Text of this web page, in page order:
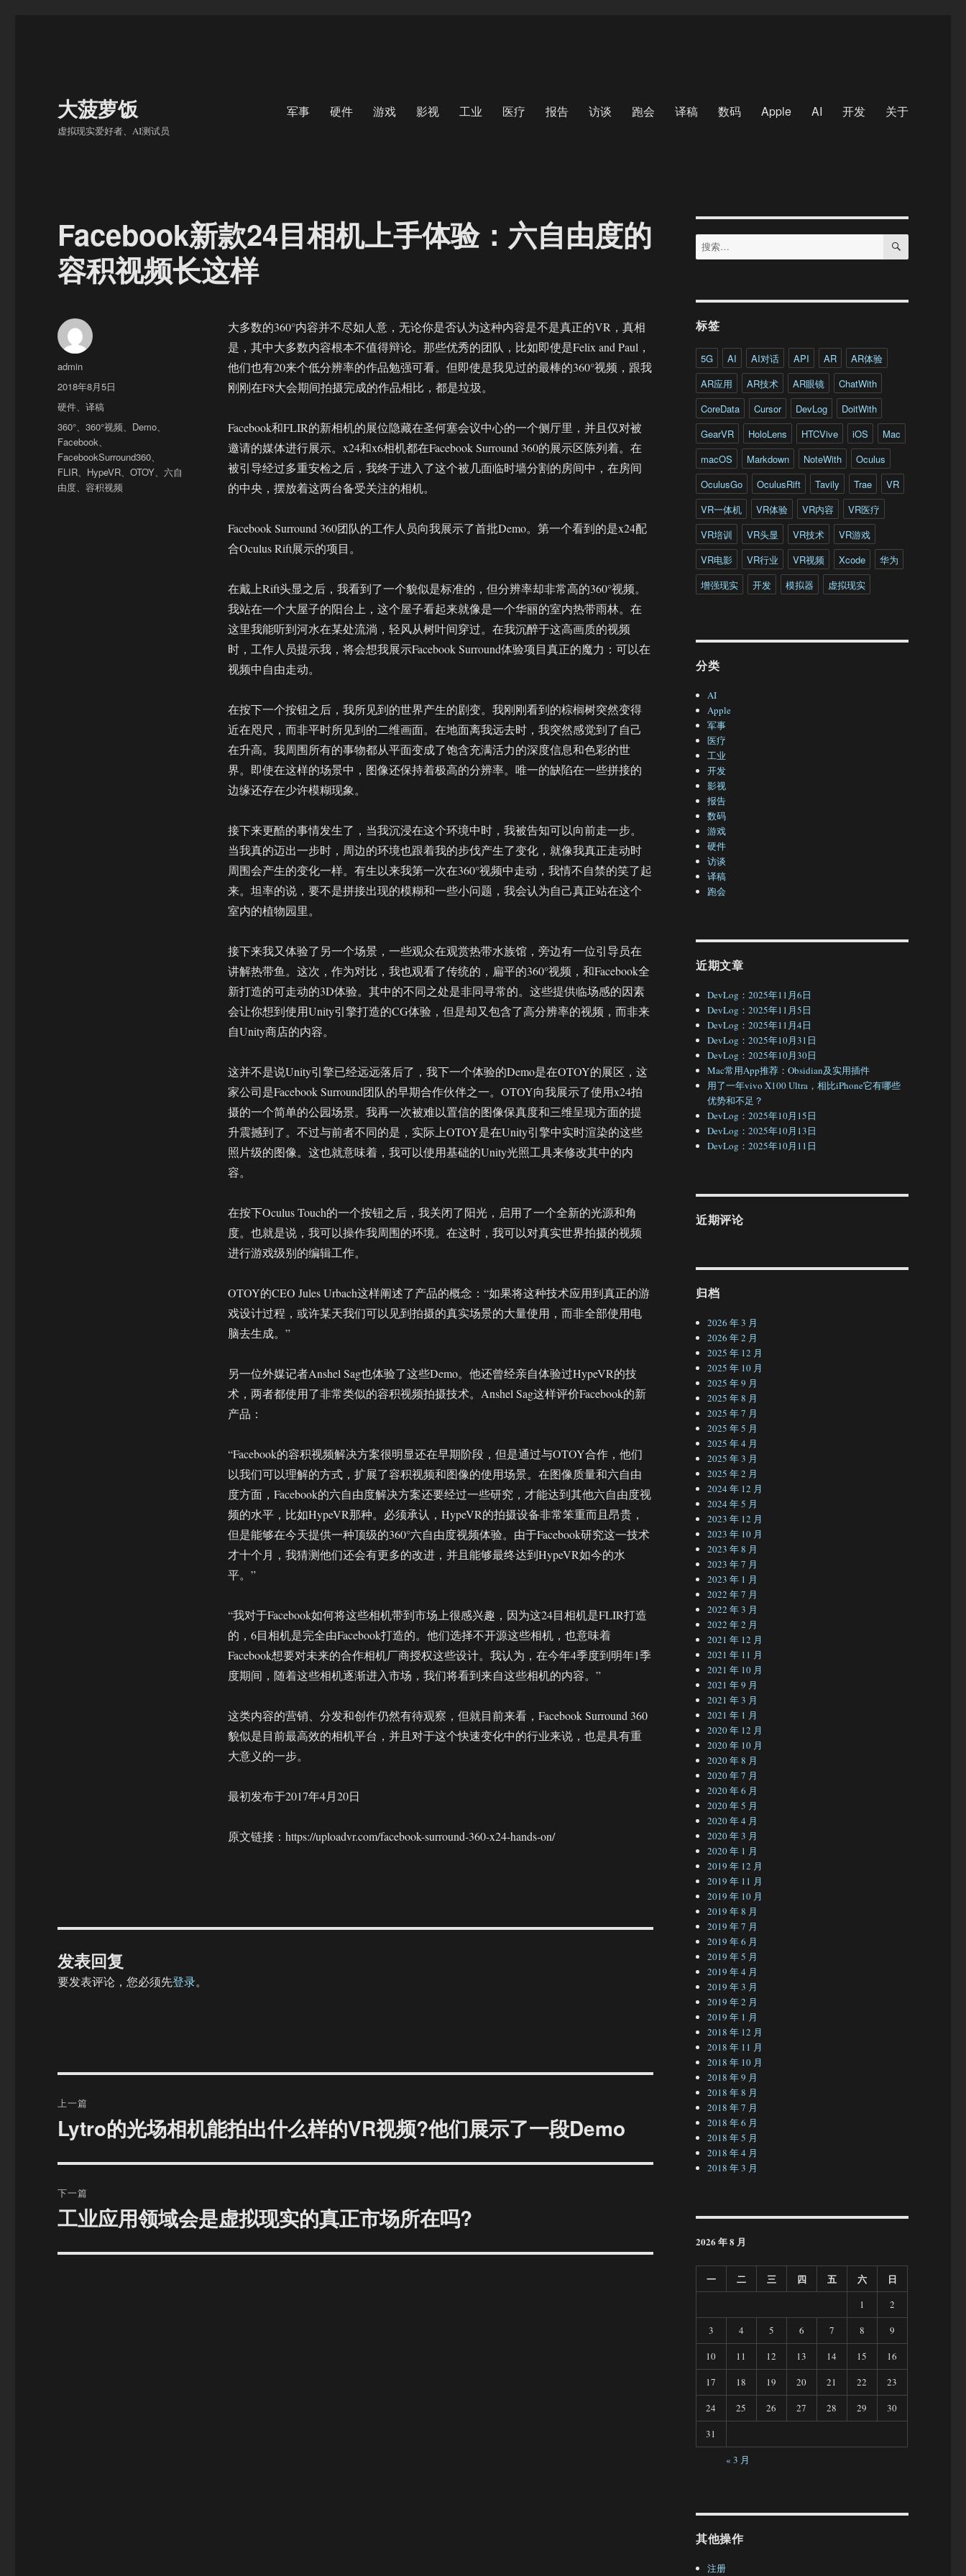
大菠萝饭
虚拟现实爱好者、AI测试员
军事 硬件 游戏 影视 工业 医疗 报告 访谈 跑会 译稿 数码 Apple AI 开发 关于
Facebook新款24目相机上手体验：六自由度的
容积视频长这样
大多数的360°内容并不尽如人意，无论你是否认为这种内容是不是真正的VR，真相
是，其中大多数内容根本不值得辩论。那些优秀的团队，比如即使是Felix and Paul，
他们也有20来个低分辨率的作品勉强可看。但即使是我见过的最棒的360°视频，跟我
刚刚在F8大会期间拍摄完成的作品相比，都是垃圾。
Facebook和FLIR的新相机的展位隐藏在圣何塞会议中心的一个侧厅里，并且仅对被
邀请的媒体进行展示。x24和x6相机都在Facebook Surround 360的展示区陈列着。在
被引导经过多重安检之后，我终于进入了这个被几面临时墙分割的房间中，在房间
的中央，摆放着这两台备受关注的相机。
Facebook Surround 360团队的工作人员向我展示了首批Demo。第一个看到的是x24配
合Oculus Rift展示的项目。
在戴上Rift头显之后，我看到了一个貌似是标准的，但分辨率却非常高的360°视频。
我站在一个大屋子的阳台上，这个屋子看起来就像是一个华丽的室内热带雨林。在
这里我能听到河水在某处流淌，轻风从树叶间穿过。在我沉醉于这高画质的视频
时，工作人员提示我，将会想我展示Facebook Surround体验项目真正的魔力：可以在
视频中自由走动。
在按下一个按钮之后，我所见到的世界产生的剧变。我刚刚看到的棕榈树突然变得
近在咫尺，而非平时所见到的二维画面。在地面离我远去时，我突然感觉到了自己
在升高。我周围所有的事物都从平面变成了饱含充满活力的深度信息和色彩的世
界。即使在这样的场景中，图像还保持着极高的分辨率。唯一的缺陷在一些拼接的
边缘还存在少许模糊现象。
接下来更酷的事情发生了，当我沉浸在这个环境中时，我被告知可以向前走一步。
当我真的迈出一步时，周边的环境也跟着我的步伐产生了变化，就像我真正走动时
周围会产生的变化一样。有生以来我第一次在360°视频中走动，我情不自禁的笑了起
来。坦率的说，要不是拼接出现的模糊和一些小问题，我会认为自己真正站在这个
室内的植物园里。
接下来我又体验了另一个场景，一些观众在观赏热带水族馆，旁边有一位引导员在
讲解热带鱼。这次，作为对比，我也观看了传统的，扁平的360°视频，和Facebook全
新打造的可走动的3D体验。其中的不同之处是非同寻常的。这些提供临场感的因素
会让你想到使用Unity引擎打造的CG体验，但是却又包含了高分辨率的视频，而非来
自Unity商店的内容。
这并不是说Unity引擎已经远远落后了，我下一个体验的Demo是在OTOY的展区，这
家公司是Facebook Surround团队的早期合作伙伴之一。OTOY向我展示了使用x24拍
摄的一个简单的公园场景。我再一次被难以置信的图像保真度和三维呈现方面的提
升震撼到了。不过与前者不同的是，实际上OTOY是在Unity引擎中实时渲染的这些
照片级的图像。这也就意味着，我可以使用基础的Unity光照工具来修改其中的内
容。
在按下Oculus Touch的一个按钮之后，我关闭了阳光，启用了一个全新的光源和角
度。也就是说，我可以操作我周围的环境。在这时，我可以对真实世界拍摄的视频
进行游戏级别的编辑工作。
OTOY的CEO Jules Urbach这样阐述了产品的概念：“如果将这种技术应用到真正的游
戏设计过程，或许某天我们可以见到拍摄的真实场景的大量使用，而非全部使用电
脑去生成。”
另一位外媒记者Anshel Sag也体验了这些Demo。他还曾经亲自体验过HypeVR的技
术，两者都使用了非常类似的容积视频拍摄技术。Anshel Sag这样评价Facebook的新
产品：
“Facebook的容积视频解决方案很明显还在早期阶段，但是通过与OTOY合作，他们
以我们可以理解的方式，扩展了容积视频和图像的使用场景。在图像质量和六自由
度方面，Facebook的六自由度解决方案还要经过一些研究，才能达到其他六自由度视
频的水平，比如HypeVR那种。必须承认，HypeVR的拍摄设备非常笨重而且昂贵，
但是能够在今天提供一种顶级的360°六自由度视频体验。由于Facebook研究这一技术
才十个月，我猜测他们还会有更多的改进，并且能够最终达到HypeVR如今的水
平。”
“我对于Facebook如何将这些相机带到市场上很感兴趣，因为这24目相机是FLIR打造
的，6目相机是完全由Facebook打造的。他们选择不开源这些相机，也意味着
Facebook想要对未来的合作相机厂商授权这些设计。我认为，在今年4季度到明年1季
度期间，随着这些相机逐渐进入市场，我们将看到来自这些相机的内容。”
这类内容的营销、分发和创作仍然有待观察，但就目前来看，Facebook Surround 360
貌似是目前最高效的相机平台，并且对于这个快速变化中的行业来说，也是具有重
大意义的一步。
最初发布于2017年4月20日
原文链接：https://uploadvr.com/facebook-surround-360-x24-hands-on/
作
者
admin
发
布
于
2018年8月5日
分
类
硬件、译稿
标
签
360°、360°视频、 Demo、
Facebook、
FacebookSurround360、
FLIR、 HypeVR、OTOY、 六自
由度、容积视频
发表回复
要发表评论，您必须先登录。
章
上一篇
上
文
Lytro的光场相机能拍出什么样的VR视频?他们展示了一段Demo
下一篇
下
文
工业应用领域会是虚拟现实的真正市场所在吗?
搜
索：
搜
标签
5G AI AI对话 API AR
AR体验
AR应用
AR技术 AR眼镜
ChatWith
CoreData
Cursor DevLog
DoitWith
GearVR
HoloLens HTCVive iOS
Mac
macOS
Markdown NoteWith
Oculus
OculusGo
OculusRift Tavily Trae
VR
VR一体机
VR体验 VR内容
VR医疗
VR培训
VR头显 VR技术
VR游戏
VR电影
VR行业 VR视频 Xcode
华为
增强现实
开发 模拟器 虚拟现实
分类
AI
Apple
军事
医疗
工业
开发
影视
报告
数码
游戏
硬件
访谈
译稿
跑会
近期文章
DevLog：2025年11月6日
DevLog：2025年11月5日
DevLog：2025年11月4日
DevLog：2025年10月31日
DevLog：2025年10月30日
Mac常用App推荐：Obsidian及实用插件
用了一年vivo X100 Ultra，相比iPhone它有哪些
优势和不足？
DevLog：2025年10月15日
DevLog：2025年10月13日
DevLog：2025年10月11日
近期评论
归档
2026 年 3 月
2026 年 2 月
2025 年 12 月
2025 年 10 月
2025 年 9 月
2025 年 8 月
2025 年 7 月
2025 年 5 月
2025 年 4 月
2025 年 3 月
2025 年 2 月
2024 年 12 月
2024 年 5 月
2023 年 12 月
2023 年 10 月
2023 年 8 月
2023 年 7 月
2023 年 1 月
2022 年 7 月
2022 年 3 月
2022 年 2 月
2021 年 12 月
2021 年 11 月
2021 年 10 月
2021 年 9 月
2021 年 3 月
2021 年 1 月
2020 年 12 月
2020 年 10 月
2020 年 8 月
2020 年 7 月
2020 年 6 月
2020 年 5 月
2020 年 4 月
2020 年 3 月
2020 年 1 月
2019 年 12 月
2019 年 11 月
2019 年 10 月
2019 年 8 月
2019 年 7 月
2019 年 6 月
2019 年 5 月
2019 年 4 月
2019 年 3 月
2019 年 2 月
2019 年 1 月
2018 年 12 月
2018 年 11 月
2018 年 10 月
2018 年 9 月
2018 年 8 月
2018 年 7 月
2018 年 6 月
2018 年 5 月
2018 年 4 月
2018 年 3 月
2026 年 8 月
一 二 三 四 五 六 日
1
2
3
4 5 6 7 8
9
10
11 12 13 14 15
16
17
18 19 20 21 22
23
24
25 26 27 28 29
30
31
« 3 月
其他操作
注册